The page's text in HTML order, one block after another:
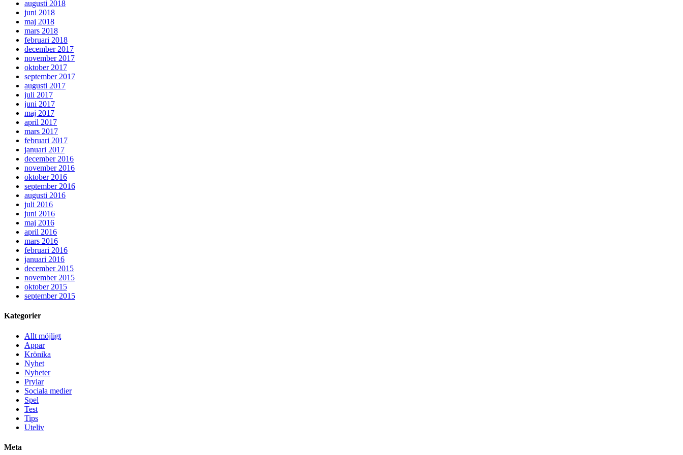
augusti 2018
juni 2018
maj 2018
mars 2018
februari 2018
december 2017
november 2017
oktober 2017
september 2017
augusti 2017
juli 2017
juni 2017
maj 2017
april 2017
mars 2017
februari 2017
januari 2017
december 2016
november 2016
oktober 2016
september 2016
augusti 2016
juli 2016
juni 2016
maj 2016
april 2016
mars 2016
februari 2016
januari 2016
december 2015
november 2015
oktober 2015
september 2015
Kategorier
Allt möjligt
Appar
Krönika
Nyhet
Nyheter
Prylar
Sociala medier
Spel
Test
Tips
Uteliv
Meta